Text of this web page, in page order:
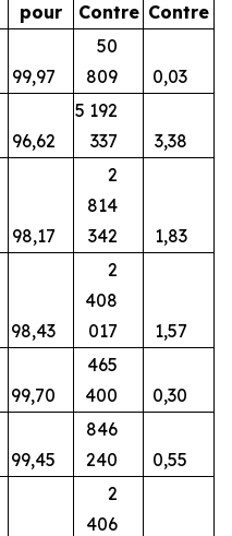
pour
Contre Contre
99,97
50
809
0,03
96,62
5 192
337
3,38
98,17
2
814
342
1,83
98,43
2
408
017
1,57
99,70
465
400
0,30
99,45
846
240
0,55
2
406